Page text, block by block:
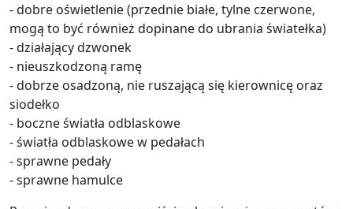
- dobre oświetlenie (przednie białe, tylne czerwone,
mogą to być również dopinane do ubrania światełka)
- działający dzwonek
- nieuszkodzoną ramę
- dobrze osadzoną, nie ruszającą się kierownicę oraz
siodełko
- boczne światła odblaskowe
- światła odblaskowe w pedałach
- sprawne pedały
- sprawne hamulce